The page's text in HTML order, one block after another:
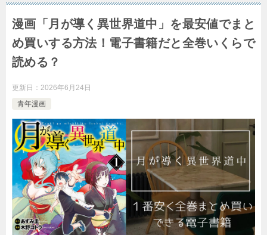
漫画「月が導く異世界道中」を最安値でまと
め買いする方法！電子書籍だと全巻いくらで
読める？
更新日： 2026年6月24日
青年漫画